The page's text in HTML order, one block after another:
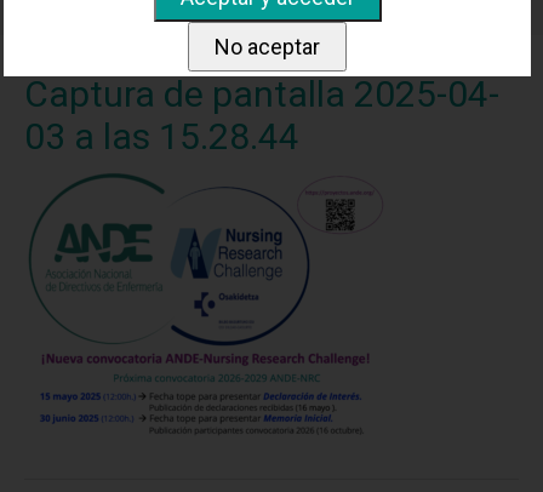
03 a las 15.28.44
Captura de pantalla 2025-04-
03 a las 15.28.44